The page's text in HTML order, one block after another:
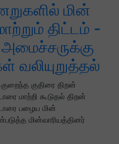
மின்
திட்டம் -
வலியுறுத்தல்
குதிரை திறன்
மாற்றி கூடுதல் திறன்
பழைய மின்
மின்வாரியத்தினர்